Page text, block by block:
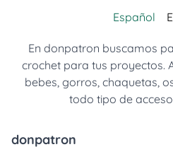
Español
En donpatron buscamos
crochet para tus proyectos.
bebes, gorros, chaquetas,
todo tipo de
donpatron